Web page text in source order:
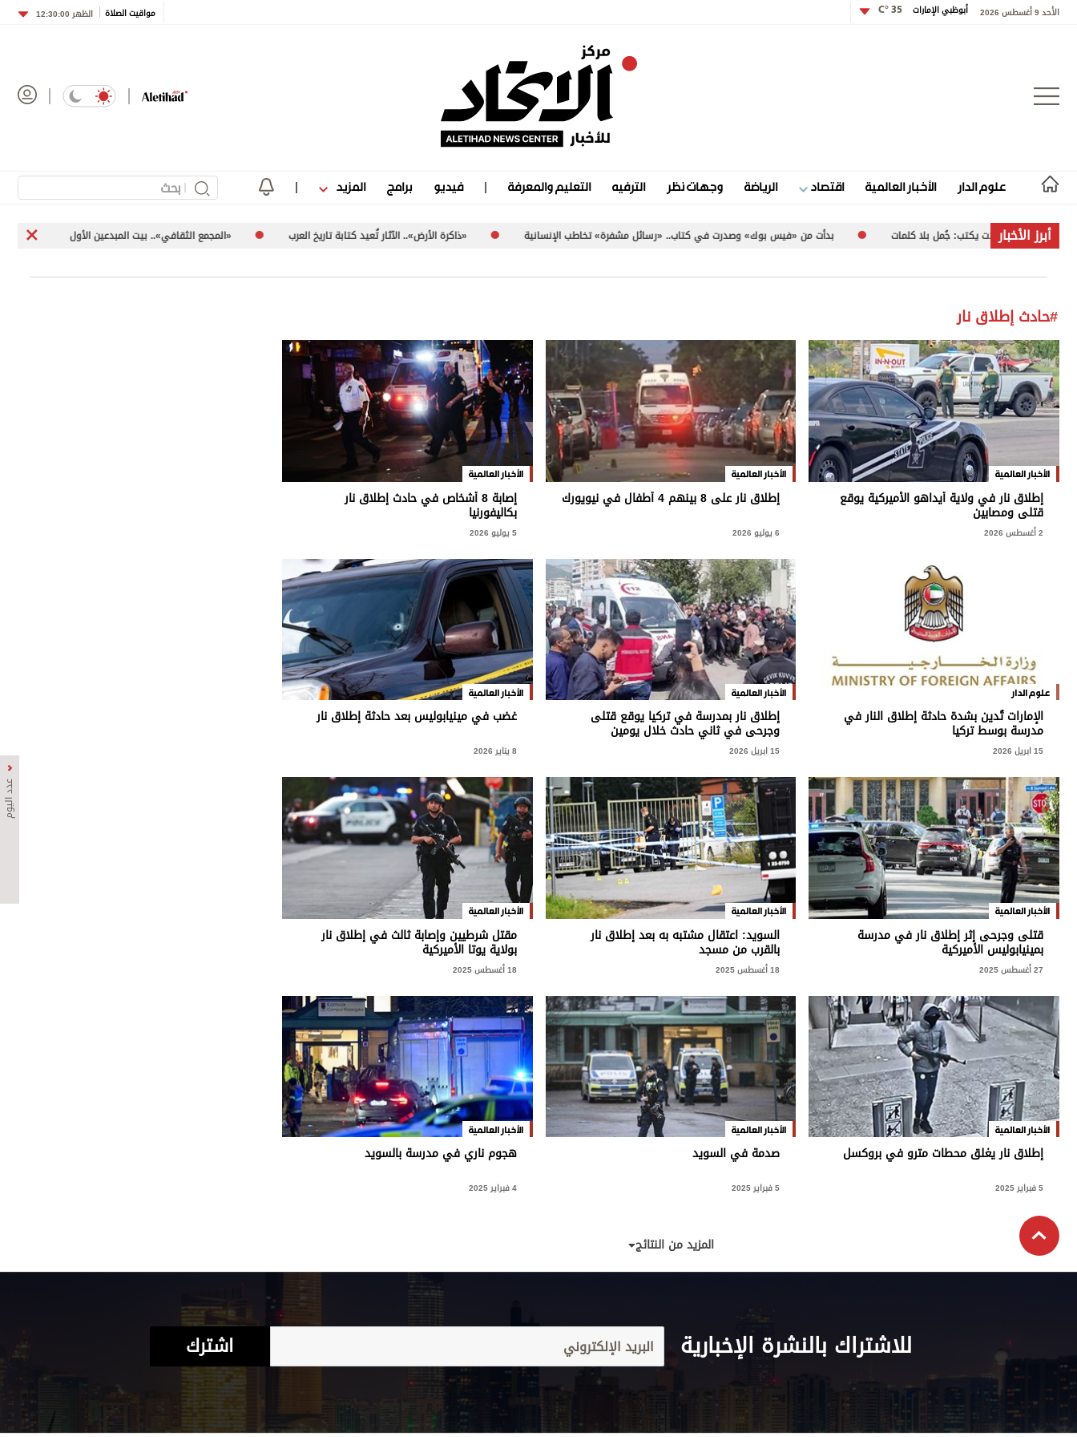
الأحد 9 أغسطس 2026 أبوظبي الإمارات 35 °C مواقيت الصلاة الظهر 12:30:00
علوم الدار الأخبار العالمية اقتصاد الرياضة وجهات نظر الترفيه التعليم والمعرفة فيديو برامج المزيد
علوم الدار
الرياضة
وجهات نظر
الترفيه
التعليم والمعرفة
الذكاء الاصطناعي
تغطيات
قصة صورة
كاريكتير
برامج
عدد اليوم
مواقيت الصلاة
الأحوال الجوية
أبرز الأخبار
قبيلات يكتب: جُمل بلا كلمات بدأت من «فيس بوك» وصدرت في كتاب.. «رسائل مشفرة» تخاطب الإنسانية «ذاكرة الأرض».. الآثار تُعيد كتابة تاريخ العرب «المجمع الثقافي».. بيت المبدعين الأول العين الهوية
عدد اليوم
#حادث إطلاق نار
الأخبار العالمية
إطلاق نار في ولاية أيداهو الأميركية يوقع
قتلى ومصابين
2 أغسطس 2026
الأخبار العالمية
إطلاق نار على 8 بينهم 4 أطفال في نيويورك
6 يوليو 2026
الأخبار العالمية
إصابة 8 أشخاص في حادث إطلاق نار
بكاليفورنيا
5 يوليو 2026
علوم الدار
الإمارات تُدين بشدة حادثة إطلاق النار في
مدرسة بوسط تركيا
15 ابريل 2026
الأخبار العالمية
إطلاق نار بمدرسة في تركيا يوقع قتلى
وجرحى في ثاني حادث خلال يومين
15 ابريل 2026
الأخبار العالمية
غضب في مينيابوليس بعد حادثة إطلاق نار
8 يناير 2026
الأخبار العالمية
قتلى وجرحى إثر إطلاق نار في مدرسة
بمينيابوليس الأميركية
27 أغسطس 2025
الأخبار العالمية
السويد: اعتقال مشتبه به بعد إطلاق نار
بالقرب من مسجد
18 أغسطس 2025
الأخبار العالمية
مقتل شرطيين وإصابة ثالث في إطلاق نار
بولاية يوتا الأميركية
18 أغسطس 2025
الأخبار العالمية
إطلاق نار يغلق محطات مترو في بروكسل
5 فبراير 2025
الأخبار العالمية
صدمة في السويد
5 فبراير 2025
الأخبار العالمية
هجوم ناري في مدرسة بالسويد
4 فبراير 2025
المزيد من النتائج
للاشتراك بالنشرة الإخبارية اشترك